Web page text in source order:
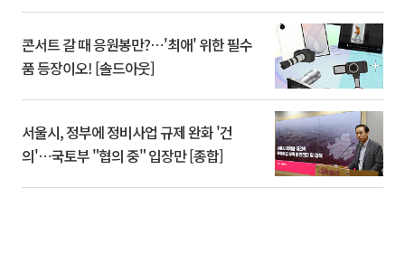
콘서트 갈 때 응원봉만?⋯'최애' 위한 필수
품 등장이오! [솔드아웃]
서울시, 정부에 정비사업 규제 완화 '건
의'⋯국토부 "협의 중" 입장만 [종합]